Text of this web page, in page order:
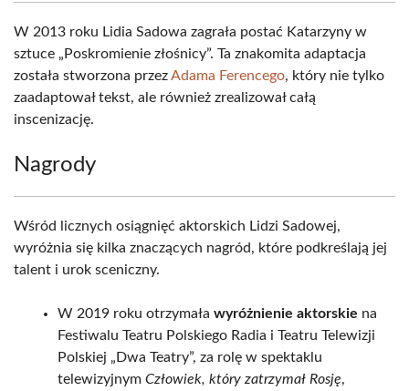
W 2013 roku Lidia Sadowa zagrała postać Katarzyny w
sztuce „Poskromienie złośnicy”. Ta znakomita adaptacja
została stworzona przezAdama Ferencego, który nie tylko
zaadaptował tekst, ale również zrealizował całą
inscenizację.
Nagrody
Wśród licznych osiągnięć aktorskich Lidzi Sadowej,
wyróżnia się kilka znaczących nagród, które podkreślają jej
talent i urok sceniczny.
W 2019 roku otrzymała wyróżnienie aktorskie na
Festiwalu Teatru Polskiego Radia i Teatru Telewizji
Polskiej „Dwa Teatry”, za rolę w spektaklu
telewizyjnym Człowiek, który zatrzymał Rosję,